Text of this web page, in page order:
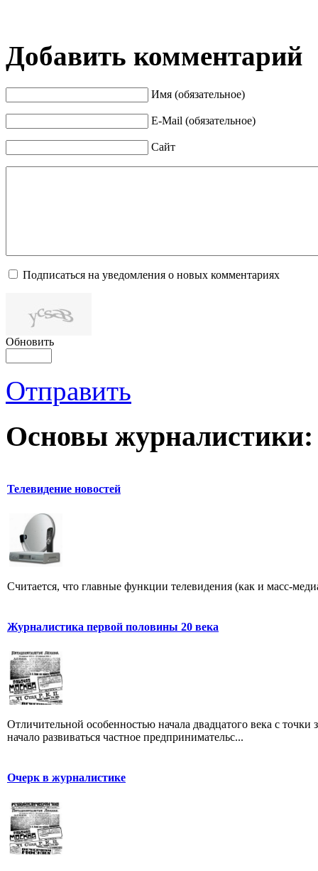
Добавить комментарий
Имя (обязательное)
E-Mail (обязательное)
Сайт
Подписаться на уведомления о новых комментариях
Обновить
Отправить
Основы журналистики:
Телевидение новостей
Считается, что главные функции телевидения (как и масс-
Журналистика первой половины 20 века
Отличительной особенностью начала двадцатого века с
начало развиваться частное предпринимательс...
Очерк в журналистике